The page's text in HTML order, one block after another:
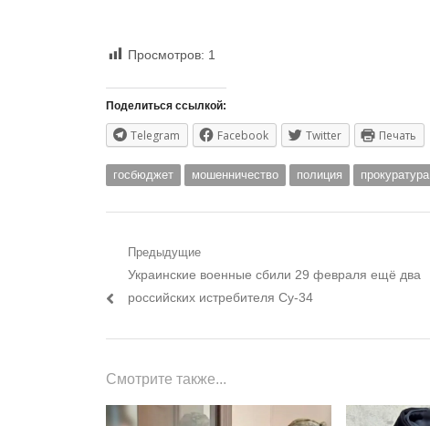
Просмотров: 1
Поделиться ссылкой:
Telegram Facebook Twitter Печать
госбюджет мошенничество полиция прокуратура
Навигация
по
Предыдущие
Предыдущий
пост:
Украинские военные сбили 29 февраля ещё два
российских истребителя Су-34
Смотрите также...